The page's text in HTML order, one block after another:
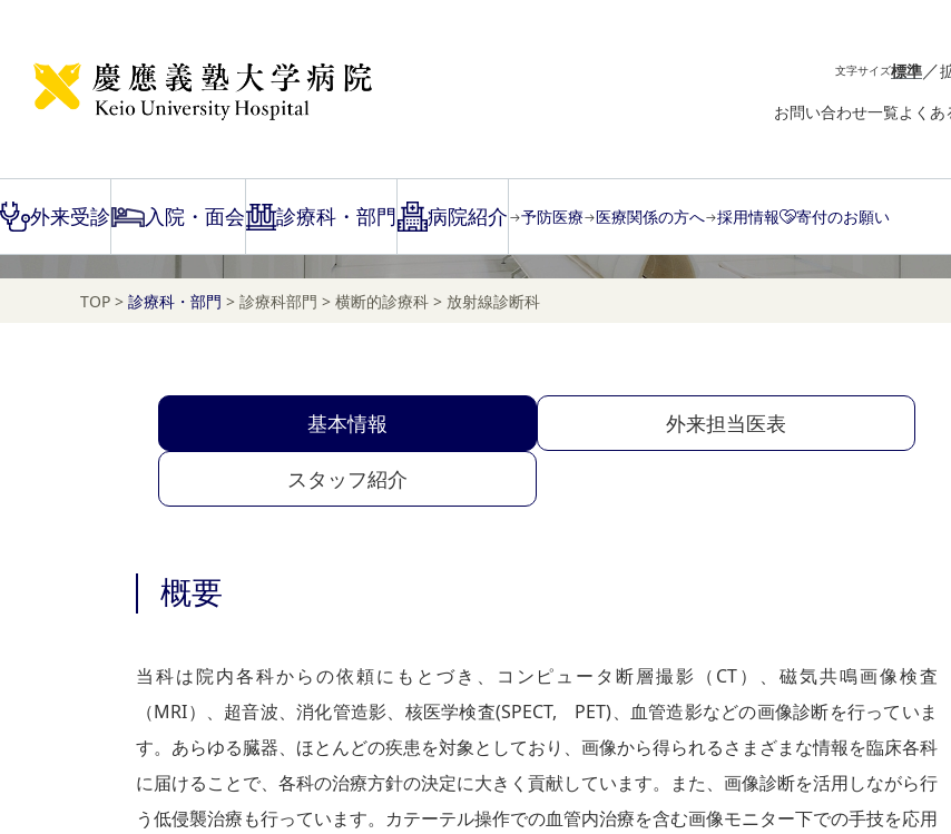
文字サイズ標準／
お問い合わせ一覧よくあ
外来受診 入院・面会 診療科・部門 病院紹介 予防医療 医療関係の方へ 採用情報 寄付のお願い
TOP > 診療科・部門 > 診療科部門 > 横断的診療科 > 放射線診断科
基本情報 外来担当医表
スタッフ紹介
概要
当科は院内各科からの依頼にもとづき、コンピュータ断層撮影（CT）、磁気共鳴画像検査
（MRI）、超音波、消化管造影、核医学検査(SPECT, PET)、血管造影などの画像診断を行っていま
す。あらゆる臓器、ほとんどの疾患を対象としており、画像から得られるさまざまな情報を臨床各科
に届けることで、各科の治療方針の決定に大きく貢献しています。また、画像診断を活用しながら行
う低侵襲治療も行っています。カテーテル操作での血管内治療を含む画像モニター下での手技を応用